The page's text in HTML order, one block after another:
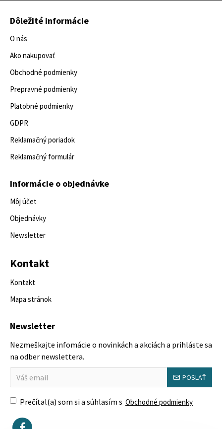
Dôležité informácie
O nás
Ako nakupovať
Obchodné podmienky
Prepravné podmienky
Platobné podmienky
GDPR
Reklamačný poriadok
Reklamačný formulár
Informácie o objednávke
Môj účet
Objednávky
Newsletter
Kontakt
Kontakt
Mapa stránok
Newsletter
Nezmeškajte infomácie o novinkách a akciách a prihláste sa
na odber newslettera.
POSLAŤ
Prečítal(a) som si a súhlasím s Obchodné podmienky